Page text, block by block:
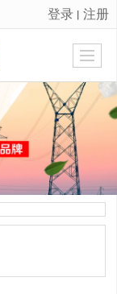
很遗憾，因您的浏览器版本过低导致无法获得最佳浏览体验，推荐下载安装谷歌浏览器！
登录 丨 注册